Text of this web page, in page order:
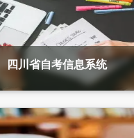
四川省自考信息系统